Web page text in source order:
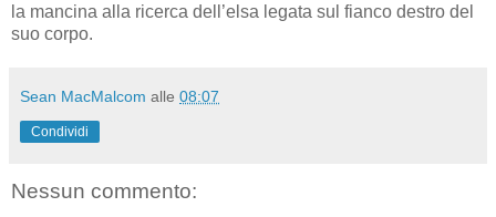
la mancina alla ricerca dell’elsa legata sul fianco destro del
suo corpo.
Sean MacMalcom alle 08:07
Condividi
Nessun commento: